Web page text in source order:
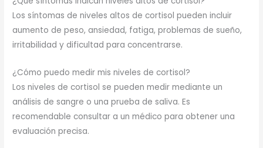
Los síntomas de niveles altos de cortisol pueden incluir
aumento de peso, ansiedad, fatiga, problemas de sueño,
irritabilidad y dificultad para concentrarse.
¿Cómo puedo medir mis niveles de cortisol?
Los niveles de cortisol se pueden medir mediante un
análisis de sangre o una prueba de saliva. Es
recomendable consultar a un médico para obtener una
evaluación precisa.